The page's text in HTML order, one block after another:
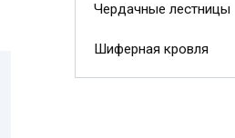
Чердачные лестницы
Шиферная кровля